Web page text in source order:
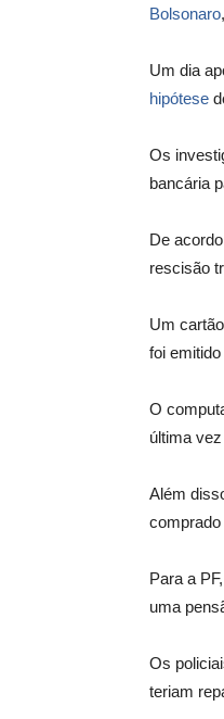
Bolsonaro
Um dia
hipótese
Os
bancária
De
rescisão
Um
foi
O
última
Além
Para a
uma
Os
teriam